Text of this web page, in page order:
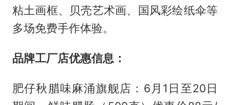
粘土画框、贝壳艺术画、国风彩绘纸伞等
多场免费手作体验。
品牌工厂店优惠信息：
肥仔秋腊味麻涌旗舰店：6月1日至20日